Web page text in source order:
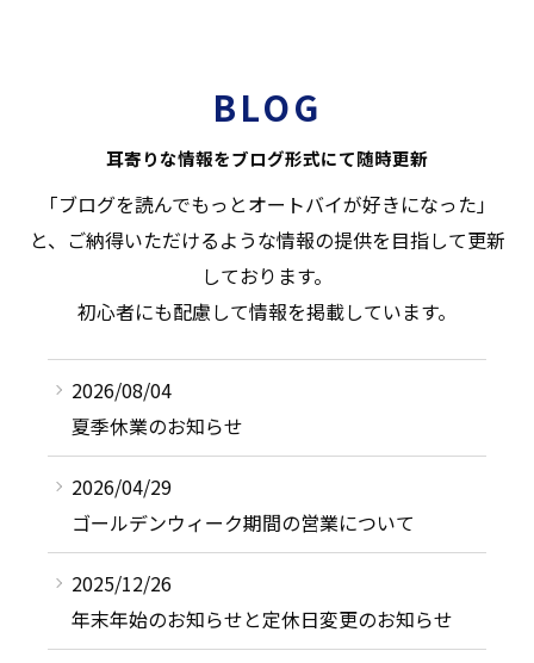
耳寄りな情報をブログ形式にて随時更新
BLOG
「ブログを読んでもっとオートバイが好きになった」
と、ご納得いただけるような情報の提供を目指して更新
しております。
初心者にも配慮して情報を掲載しています。
2026/08/04
夏季休業のお知らせ
2026/04/29
ゴールデンウィーク期間の営業について
2025/12/26
年末年始のお知らせと定休日変更のお知らせ